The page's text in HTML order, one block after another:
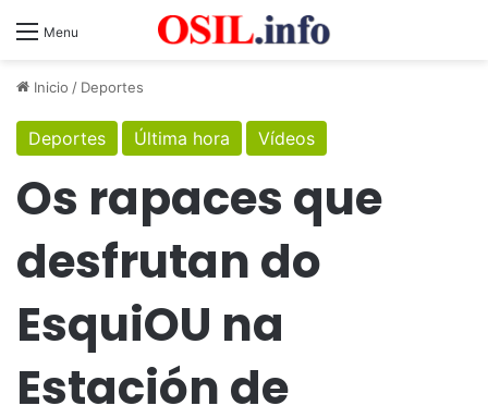
Menu
Inicio / Deportes
Deportes Última hora Vídeos
Os rapaces que
desfrutan do
EsquiOU na
Estación de